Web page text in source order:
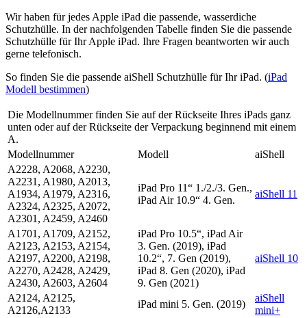
Wir haben für jedes Apple iPad die passende, wasserdiche
Schutzhülle. In der nachfolgenden Tabelle finden Sie die passende
Schutzhülle für Ihr Apple iPad. Ihre Fragen beantworten wir auch
gerne telefonisch.
So finden Sie die passende aiShell Schutzhülle für Ihr iPad. (iPad
Modell bestimmen)
Die Modellnummer finden Sie auf der Rückseite Ihres iPads ganz
unten oder auf der Rückseite der Verpackung beginnend mit einem
A.
Modellnummer
Modell
aiShell
A2228, A2068, A2230,
A2231, A1980, A2013,
A1934, A1979, A2316,
A2324, A2325, A2072,
A2301, A2459, A2460
iPad Pro 11“ 1./2./3. Gen.,
iPad Air 10.9“ 4. Gen.
aiShell 11
A1701, A1709, A2152,
A2123, A2153, A2154,
A2197, A2200, A2198,
A2270, A2428, A2429,
A2430, A2603, A2604
iPad Pro 10.5“, iPad Air
3. Gen. (2019), iPad
10.2“, 7. Gen (2019),
iPad 8. Gen (2020), iPad
9. Gen (2021)
aiShell 10
A2124, A2125,
A2126,A2133
iPad mini 5. Gen. (2019)
aiShell
mini+